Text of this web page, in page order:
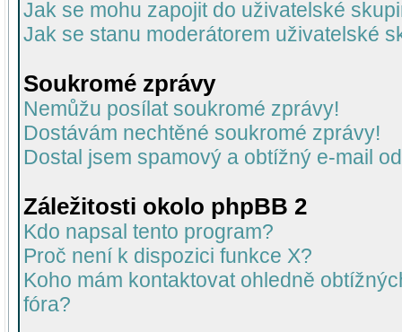
Jak se mohu zapojit do uživatelské
Jak se stanu moderátorem uživatelské
Soukromé zprávy
Nemůžu posílat soukromé zprávy!
Dostávám nechtěné soukromé zprávy!
Dostal jsem spamový a obtížný e-mail
Záležitosti okolo phpBB 2
Kdo napsal tento program?
Proč není k dispozici funkce X?
Koho mám kontaktovat ohledně
fóra?